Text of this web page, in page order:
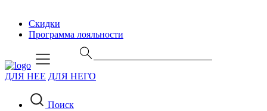
Скидки
Программа лояльности
ДЛЯ НЕЕ ДЛЯ НЕГО
Поиск